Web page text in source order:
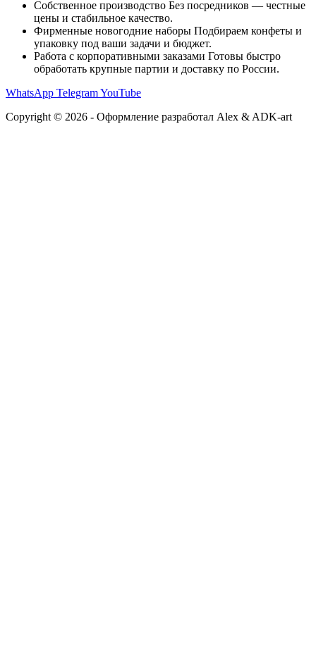
Собственное производство Без посредников — честные
цены и стабильное качество.
Фирменные новогодние наборы Подбираем конфеты и
упаковку под ваши задачи и бюджет.
Работа с корпоративными заказами Готовы быстро
обработать крупные партии и доставку по России.
WhatsApp TelegramYouTube
Copyright © 2026 - Оформление разработал Alex & ADK-art